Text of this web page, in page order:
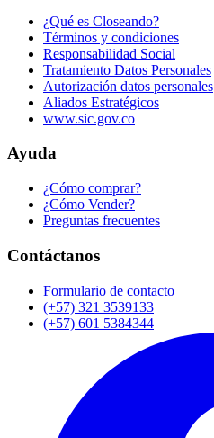
¿Qué es Closeando?
Términos y condiciones
Responsabilidad Social
Tratamiento Datos Personales
Autorización datos personales
Aliados Estratégicos
www.sic.gov.co
Ayuda
¿Cómo comprar?
¿Cómo Vender?
Preguntas frecuentes
Contáctanos
Formulario de contacto
(+57) 321 3539133
(+57) 601 5384344